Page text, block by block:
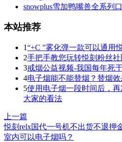
snowplus雪加鸭嘴兽全系列
本站推荐
1“+C ”雾化弹一款可以通用
2手把手教您玩转悦刻粉丝社
3戒烟公益视频-我国每年死
4电子烟能不能替烟？替烟效
5使用电子烟一段时间后，
大家的看法
上一篇
悦刻relx国代一号机不出货不退押
室内可以电子烟吗？